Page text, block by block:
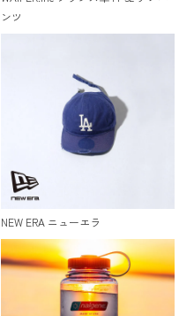
ンツ
NEW ERA ニューエラ